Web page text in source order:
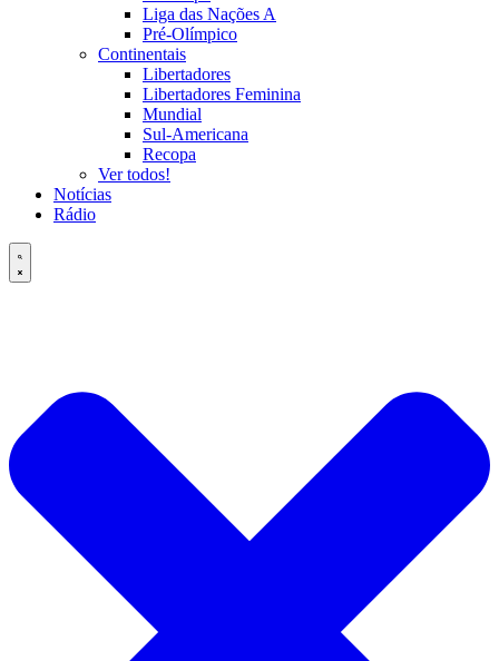
Liga das Nações A
Pré-Olímpico
Continentais
Libertadores
Libertadores Feminina
Mundial
Sul-Americana
Recopa
Ver todos!
Notícias
Rádio